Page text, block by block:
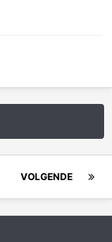
VOLGENDE